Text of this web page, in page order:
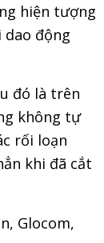
hiện tượng
dao động
đó là trên
không tự
rối loạn
khi đã cắt
Glocom,